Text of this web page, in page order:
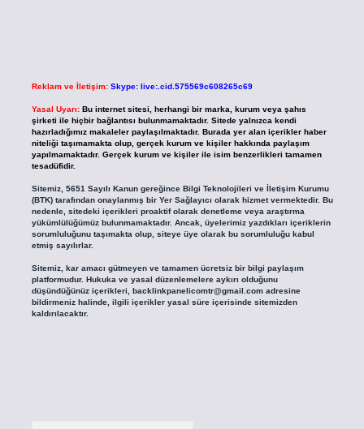
Reklam ve İletişim: Skype: live:.cid.575569c608265c69
Yasal Uyarı: Bu internet sitesi, herhangi bir marka, kurum veya şahıs
şirketi ile hiçbir bağlantısı bulunmamaktadır. Sitede yalnızca kendi
hazırladığımız makaleler paylaşılmaktadır. Burada yer alan içerikler haber
niteliği taşımamakta olup, gerçek kurum ve kişiler hakkında paylaşım
yapılmamaktadır. Gerçek kurum ve kişiler ile isim benzerlikleri tamamen
tesadüfidir.
Sitemiz, 5651 Sayılı Kanun gereğince Bilgi Teknolojileri ve İletişim Kurumu
(BTK) tarafından onaylanmış bir Yer Sağlayıcı olarak hizmet vermektedir. Bu
nedenle, sitedeki içerikleri proaktif olarak denetleme veya araştırma
yükümlülüğümüz bulunmamaktadır. Ancak, üyelerimiz yazdıkları içeriklerin
sorumluluğunu taşımakta olup, siteye üye olarak bu sorumluluğu kabul
etmiş sayılırlar.
Sitemiz, kar amacı gütmeyen ve tamamen ücretsiz bir bilgi paylaşım
platformudur. Hukuka ve yasal düzenlemelere aykırı olduğunu
düşündüğünüz içerikleri, backlinkpanelicomtr@gmail.comadresine
bildirmeniz halinde, ilgili içerikler yasal süre içerisinde sitemizden
kaldırılacaktır.